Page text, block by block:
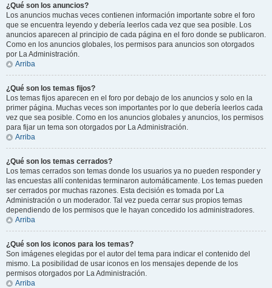
¿Qué son los anuncios?
Los anuncios muchas veces contienen información importante sobre el foro
que se encuentra leyendo y debería leerlos cada vez que sea posible. Los
anuncios aparecen al principio de cada página en el foro donde se publicaron.
Como en los anuncios globales, los permisos para anuncios son otorgados
por La Administración.
Arriba
¿Qué son los temas fijos?
Los temas fijos aparecen en el foro por debajo de los anuncios y solo en la
primer página. Muchas veces son importantes por lo que debería leerlos cada
vez que sea posible. Como en los anuncios globales y anuncios, los permisos
para fijar un tema son otorgados por La Administración.
Arriba
¿Qué son los temas cerrados?
Los temas cerrados son temas donde los usuarios ya no pueden responder y
las encuestas allí contenidas terminaron automáticamente. Los temas pueden
ser cerrados por muchas razones. Esta decisión es tomada por La
Administración o un moderador. Tal vez pueda cerrar sus propios temas
dependiendo de los permisos que le hayan concedido los administradores.
Arriba
¿Qué son los iconos para los temas?
Son imágenes elegidas por el autor del tema para indicar el contenido del
mismo. La posibilidad de usar iconos en los mensajes depende de los
permisos otorgados por La Administración.
Arriba